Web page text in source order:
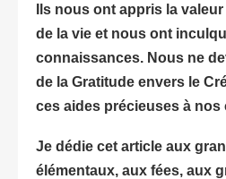
Ils nous ont appris la
de la vie et nous ont
connaissances. Nous ne
de la Gratitude envers le
ces aides précieuses à nos
Je dédie cet article aux
élémentaux, aux fées, aux